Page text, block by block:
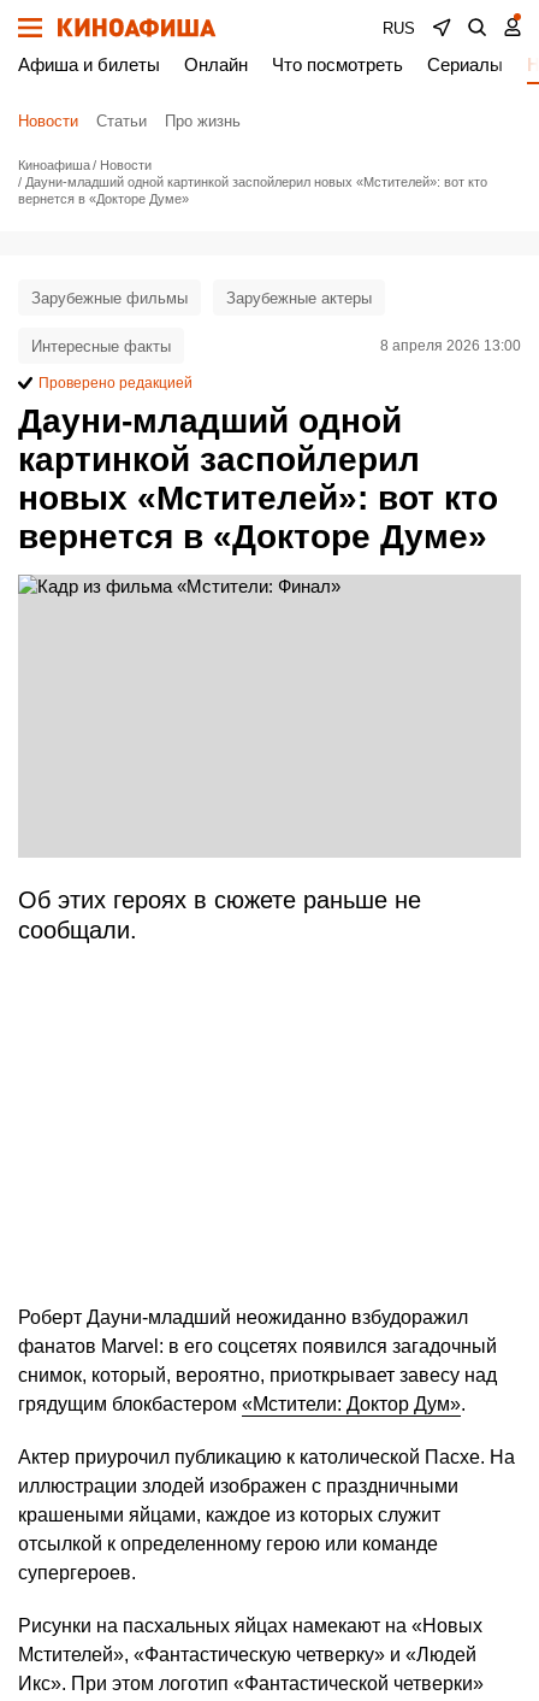
RUS
Афиша и билеты Онлайн Что посмотреть Сериалы
Новости Статьи Про жизнь
Киноафиша
Новости
Дауни-младший одной картинкой заспойлерил новых «Мстителей»: вот кто
вернется в «Докторе Думе»
Дауни-младший одной
картинкой заспойлерил
новых «Мстителей»: вот кто
вернется в «Докторе Думе»
Зарубежные фильмы Зарубежные актеры
Интересные факты 8 апреля 2026 13:00
Проверено редакцией
Об этих героях в сюжете раньше не
сообщали.
Роберт Дауни-младший неожиданно взбудоражил
фанатов Marvel: в его соцсетях появился загадочный
снимок, который, вероятно, приоткрывает завесу над
грядущим блокбастером «Мстители: Доктор Дум».
Актер приурочил публикацию к католической Пасхе. На
иллюстрации злодей изображен с праздничными
крашеными яйцами, каждое из которых служит
отсылкой к определенному герою или команде
супергероев.
Рисунки на пасхальных яйцах намекают на «Новых
Мстителей», «Фантастическую четверку» и «Людей
Икс». При этом логотип «Фантастической четверки»